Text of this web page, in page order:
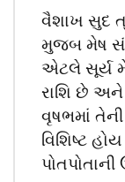
વૈશાખ સુદ
મુજબ મેષ
એટલે સૂર્ય
રાશિ છે અને
વૃષભમાં
વિશિષ્ટ